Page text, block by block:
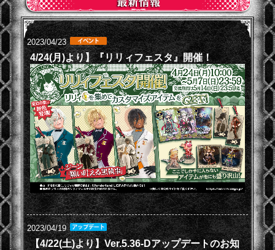
2023/04/23
4/24(月)より】『リリィフェスタ』開催！
2023/04/19
【4/22(土)より】Ver.5.36-Dアップデートのお知